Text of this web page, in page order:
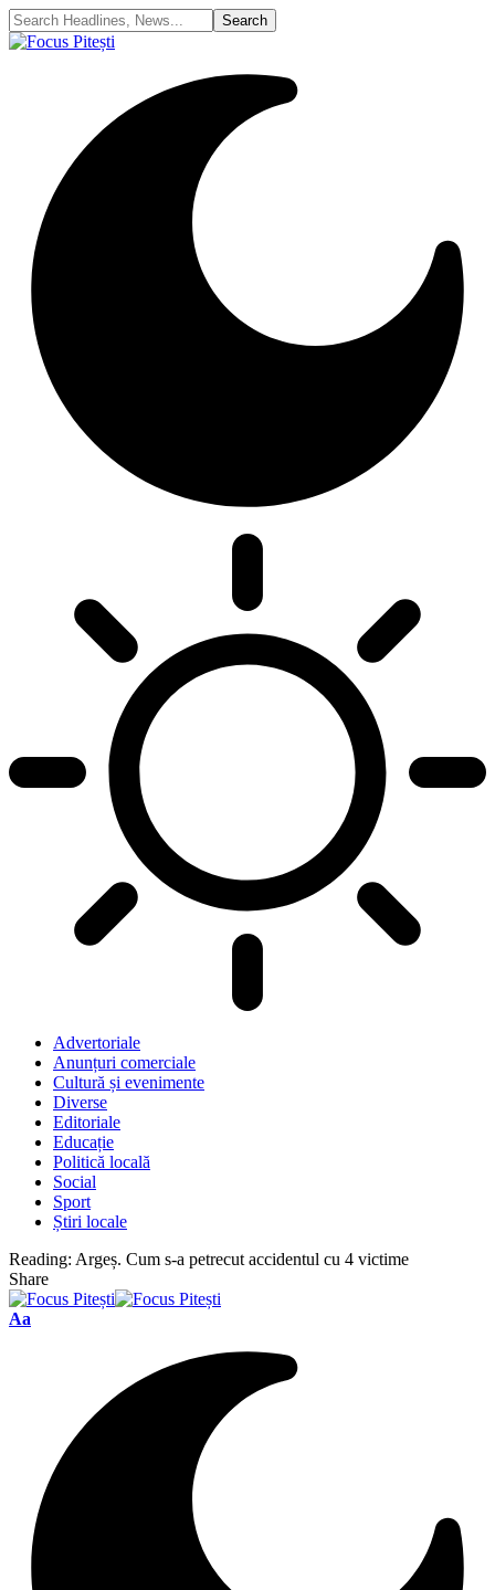
Advertoriale
Anunțuri comerciale
Cultură și evenimente
Diverse
Editoriale
Educație
Politică locală
Social
Sport
Știri locale
Reading: Argeș. Cum s-a petrecut accidentul cu 4 victime
Share
Font
Aa